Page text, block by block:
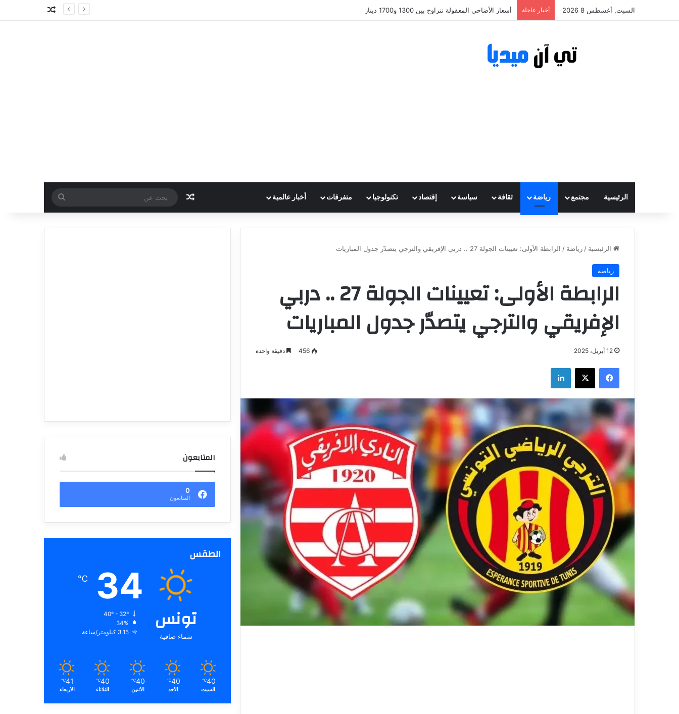
السبت, أغسطس 8 2026 أخبار عاجلة أسعار الأضاحي المعقولة تتراوح بين 1300 و1700 دينار مقال عشوائي
الرئيسية مجتمع رياضة ثقافة سياسة إقتصاد تكنولوجيا متفرقات أخبار عالمية مقال عشوائي
بحث
عن
الرئيسية / رياضة / الرابطة الأولى: تعيينات الجولة 27 .. دربي الإفريقي والترجي يتصدّر جدول المباريات
رياضة
الرابطة الأولى: تعيينات الجولة 27 .. دربي
الإفريقي والترجي يتصدّر جدول المباريات
12 أبريل، 2025 456 دقيقة واحدة
فيسبوك ‫X لينكدإن
المتابعون
0
المتابعون
الطقس
تونس
سماء صافية
34
℃
34%
3.15 كيلومتر/ساعة
40
℃
السبت
40
℃
الأحد
40
℃
الأثنين
40
℃
الثلاثاء
41
℃
الأربعاء